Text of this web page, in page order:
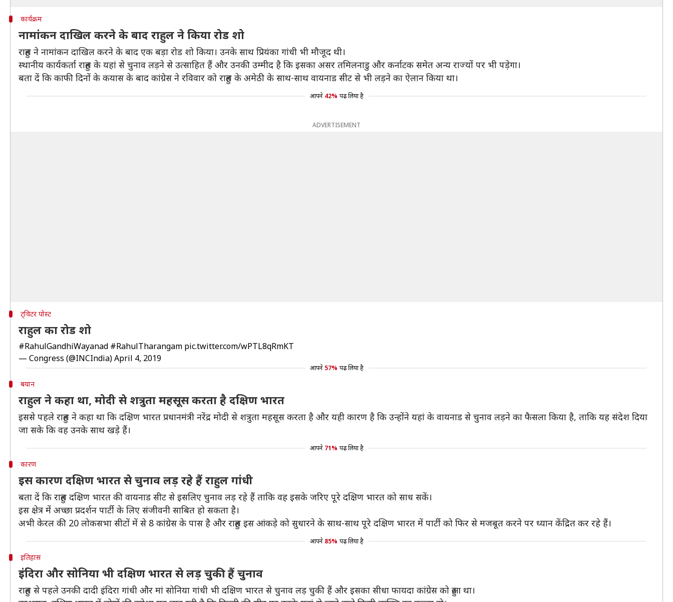
कार्यक्रम
नामांकन दाखिल करने के बाद राहुल ने किया रोड शो
राहुल ने नामांकन दाखिल करने के बाद एक बड़ा रोड शो किया। उनके साथ प्रियंका गांधी भी मौजूद थी।
स्थानीय कार्यकर्ता राहुल के यहां से चुनाव लड़ने से उत्साहित हैं और उनकी उम्मीद है कि इसका असर तमिलनाडु और कर्नाटक समेत अन्य राज्यों पर भी पड़ेगा।
बता दें कि काफी दिनों के कयास के बाद कांग्रेस ने रविवार को राहुल के अमेठी के साथ-साथ वायनाड सीट से भी लड़ने का ऐलान किया था।
आपने 42% पढ़ लिया है
ADVERTISEMENT
ट्विटर पोस्ट
राहुल का रोड शो
#RahulGandhiWayanad #RahulTharangam pic.twitter.com/wPTL8qRmKT
— Congress (@INCIndia)April 4, 2019
आपने 57% पढ़ लिया है
बयान
राहुल ने कहा था, मोदी से शत्रुता महसूस करता है दक्षिण भारत
इससे पहले राहुल ने कहा था कि दक्षिण भारत प्रधानमंत्री नरेंद्र मोदी से शत्रुता महसूस करता है और यही कारण है कि उन्होंने यहां के वायनाड से चुनाव लड़ने का फैसला किया है, ताकि यह संदेश दिया
जा सके कि वह उनके साथ खड़े हैं।
आपने 71% पढ़ लिया है
कारण
इस कारण दक्षिण भारत से चुनाव लड़ रहे हैं राहुल गांधी
बता दें कि राहुल दक्षिण भारत की वायनाड सीट से इसलिए चुनाव लड़ रहे हैं ताकि वह इसके जरिए पूरे दक्षिण भारत को साध सकें।
इस क्षेत्र में अच्छा प्रदर्शन पार्टी के लिए संजीवनी साबित हो सकता है।
अभी केरल की 20 लोकसभा सीटों में से 8 कांग्रेस के पास है और राहुल इस आंकड़े को सुधारने के साथ-साथ पूरे दक्षिण भारत में पार्टी को फिर से मजबूत करने पर ध्यान केंद्रित कर रहे हैं।
आपने 85% पढ़ लिया है
इतिहास
इंदिरा और सोनिया भी दक्षिण भारत से लड़ चुकी हैं चुनाव
राहुल से पहले उनकी दादी इंदिरा गांधी और मां सोनिया गांधी भी दक्षिण भारत से चुनाव लड़ चुकी हैं और इसका सीधा फायदा कांग्रेस को हुआ था।